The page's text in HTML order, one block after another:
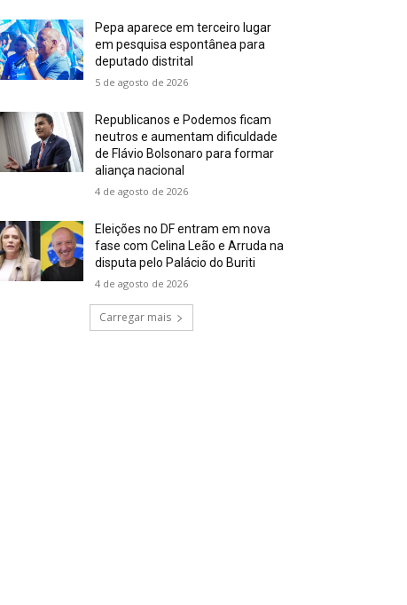
Pepa aparece em terceiro lugar
em pesquisa espontânea para
deputado distrital
5 de agosto de 2026
Republicanos e Podemos ficam
neutros e aumentam dificuldade
de Flávio Bolsonaro para formar
aliança nacional
4 de agosto de 2026
Eleições no DF entram em nova
fase com Celina Leão e Arruda na
disputa pelo Palácio do Buriti
4 de agosto de 2026
Carregar mais